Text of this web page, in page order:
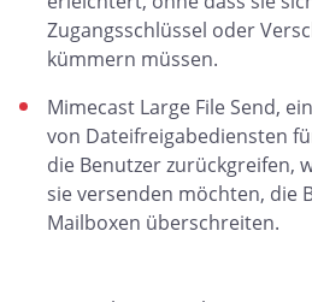
Zugangsschlüssel oder
kümmern müssen.
Mimecast Large File Send,
von Dateifreigabediensten
die Benutzer zurückgreifen,
sie versenden möchten, die
Mailboxen überschreiten.